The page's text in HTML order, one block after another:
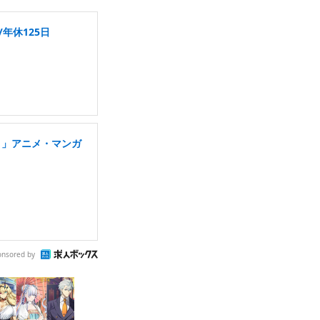
休125日
アニメ・マンガ
by